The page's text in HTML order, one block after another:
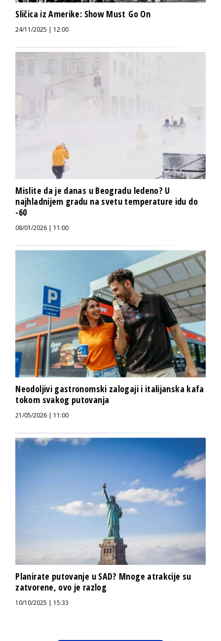
Sličica iz Amerike: Show Must Go On
24/11/2025 | 12:00
Mislite da je danas u Beogradu ledeno? U
najhladnijem gradu na svetu temperature idu do
-60
08/01/2026 | 11:00
Neodoljivi gastronomski zalogaji i italijanska kafa
tokom svakog putovanja
21/05/2026 | 11:00
Planirate putovanje u SAD? Mnoge atrakcije su
zatvorene, ovo je razlog
10/10/2025 | 15:33